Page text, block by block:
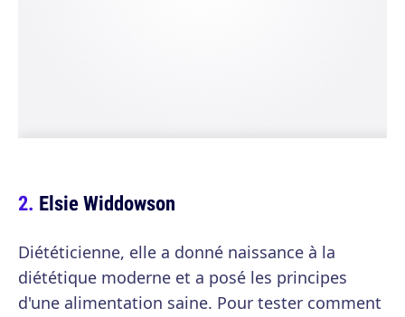
Elsie Widdowson
Diététicienne, elle a donné naissance à la
diététique moderne et a posé les principes
d'une alimentation saine. Pour tester comment